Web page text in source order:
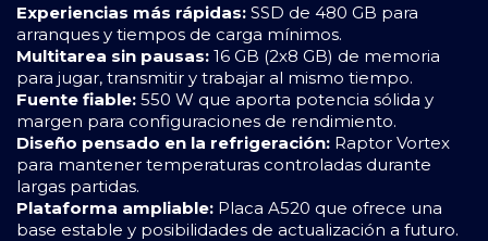
Experiencias más rápidas: SSD de 480 GB para
arranques y tiempos de carga mínimos.
Multitarea sin pausas: 16 GB (2x8 GB) de memoria
para jugar, transmitir y trabajar al mismo tiempo.
Fuente fiable: 550 W que aporta potencia sólida y
margen para configuraciones de rendimiento.
Diseño pensado en la refrigeración: Raptor Vortex
para mantener temperaturas controladas durante
largas partidas.
Plataforma ampliable: Placa A520 que ofrece una
base estable y posibilidades de actualización a futuro.